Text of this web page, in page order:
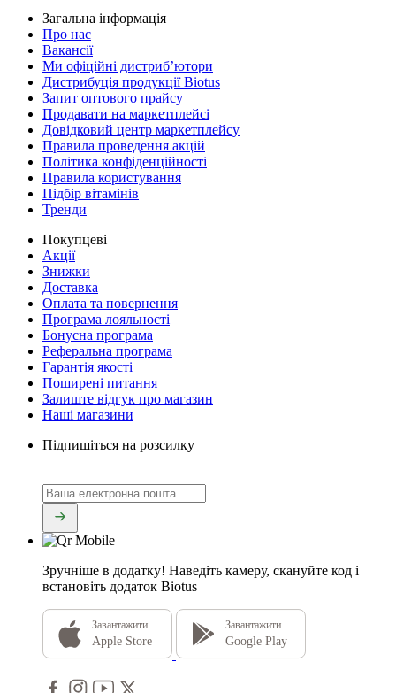
Загальна інформація
Про нас
Вакансії
Ми офіційні дистриб’ютори
Дистрибуція продукції Biotus
Запит оптового прайсу
Продавати на маркетплейсі
Довідковий центр маркетплейсу
Правила проведення акцій
Політика конфіденційності
Правила користування
Підбір вітамінів
Тренди
Покупцеві
Акції
Знижки
Доставка
Оплата та повернення
Програма лояльності
Бонусна програма
Реферальна програма
Гарантія якості
Поширені питання
Залиште відгук про магазин
Наші магазини
Підпишіться на розсилку
Зручніше в додатку! Наведіть камеру, скануйте код і
встановіть додаток Biotus
Завантажити
Apple Store
Завантажити
Google Play